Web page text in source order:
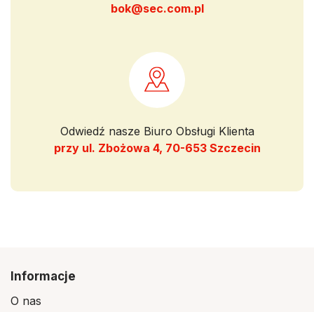
bok@sec.com.pl
Odwiedź nasze Biuro Obsługi Klienta
przy ul. Zbożowa 4, 70-653 Szczecin
Informacje
O nas